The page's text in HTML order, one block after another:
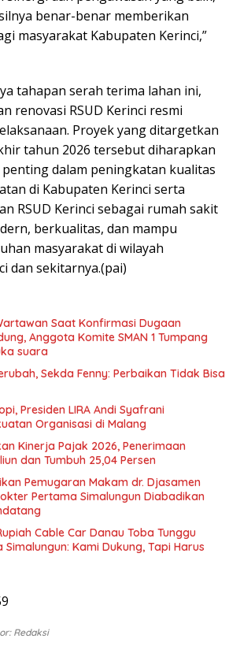
benar-benar memberikan
masyarakat Kabupaten Kerinci,”
tahapan serah terima lahan ini,
renovasi RSUD Kerinci resmi
Proyek yang ditargetkan
tahun 2026 tersebut diharapkan
dalam peningkatan kualitas
di Kabupaten Kerinci serta
RSUD Kerinci sebagai rumah sakit
berkualitas, dan mampu
masyarakat di wilayah
dan sekitarnya.(pai)
Saat Konfirmasi Dugaan
Anggota Komite SMAN 1 Tumpang
suara
Sekda Fenny: Perbaikan Tidak Bisa
Presiden LIRA Andi Syafrani
Organisasi di Malang
Kinerja Pajak 2026, Penerimaan
dan Tumbuh 25,04 Persen
Pemugaran Makam dr. Djasamen
Pertama Simalungun Diabadikan
Cable Car Danau Toba Tunggu
Simalungun: Kami Dukung, Tapi Harus
Redaksi